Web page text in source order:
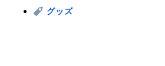
グッズ